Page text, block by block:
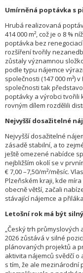
Umírněná poptávka s
Hrubá realizovaná
414 000 m², což je o 8 %
poptávka bez renegociací
rozšíření tvořily
zůstaly významnou
podle typu nájemce
společnosti (147 000 m²)
společnosti tak
poptávky a výrobci tvořili
rovným dílem rozdělili
Nejvyšší dosažitelné
Nejvyšší dosažitelné
zásadě stabilní, a to
ještě omezené nabídce
nejbližším okolí se v
€ 7,00 –7,50/m²/měsíc.
Plzeňském kraji, kde
obecně větší, začali
stávající nájemce a
Letošní rok má být silný
„Český trh
2026 zůstává v silné
plánovaných projektů a
aktivita nájemců svědčí o
s tím, že ale